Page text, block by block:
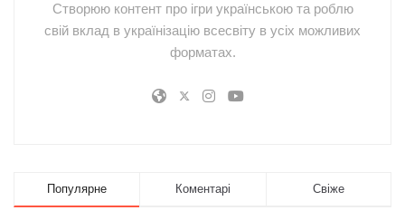
Створюю контент про ігри українською та роблю
свій вклад в українізацію всесвіту в усіх можливих
форматах.
Популярне Коментарі Свіже